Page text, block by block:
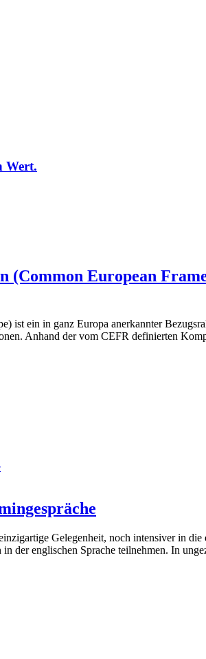
Wert.
(Common European
ist ein in ganz Europa anerkannter
Anhand der vom CEFR definierten
Gelegenheit, noch intensiver in
englischen Sprache teilnehmen. In